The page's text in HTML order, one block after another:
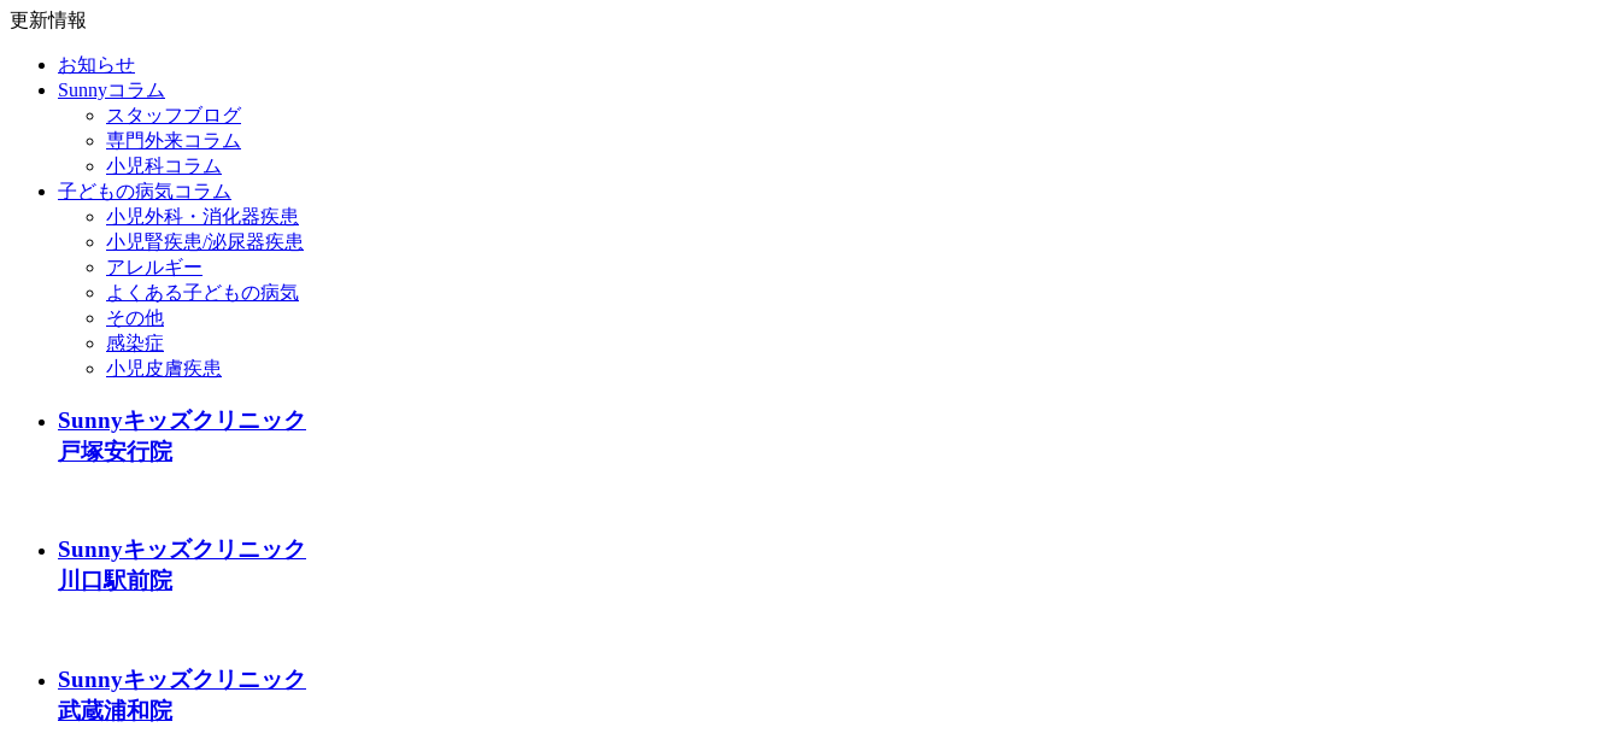
更新情報
お知らせ
Sunnyコラム
スタッフブログ
専門外来コラム
小児科コラム
子どもの病気コラム
小児外科・消化器疾患
小児腎疾患/泌尿器疾患
アレルギー
よくある子どもの病気
その他
感染症
小児皮膚疾患
Sunnyキッズクリニック
戸塚安行院
Sunnyキッズクリニック
川口駅前院
Sunnyキッズクリニック
武蔵浦和院